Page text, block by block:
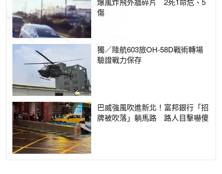
傷
獨／陸航603旅OH-58D戰術轉場
驗證戰力保存
巴威強風吹進新北！富邦銀行「招
牌被吹落」躺馬路 路人目擊嚇傻